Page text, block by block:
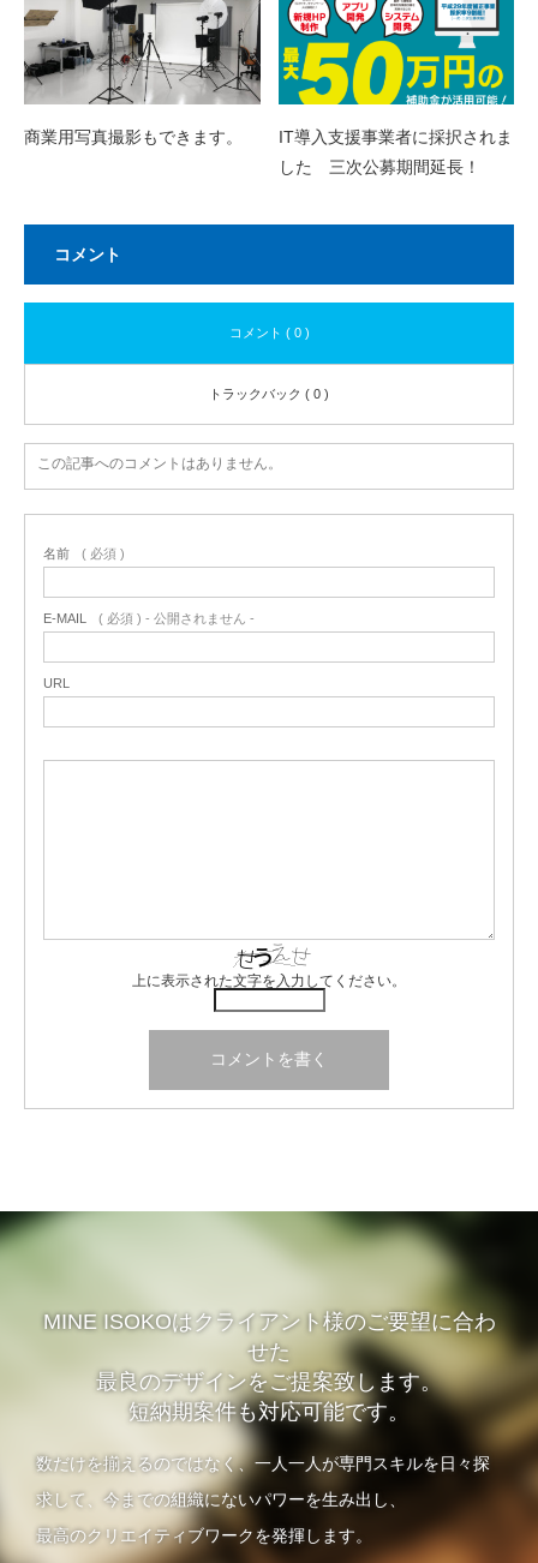
商業用写真撮影もできます。
IT導入支援事業者に採択されま
した 三次公募期間延長！
コメント
コメント ( 0 )
トラックバック ( 0 )
この記事へのコメントはありません。
名前 ( 必須 )
E-MAIL ( 必須 ) - 公開されません -
URL
上に表示された文字を入力してください。
MINE ISOKOはクライアント様のご要望に合わ
せた
最良のデザインをご提案致します。
短納期案件も対応可能です。
数だけを揃えるのではなく、一人一人が専門スキルを日々探
求して、今までの組織にないパワーを生み出し、
最高のクリエイティブワークを発揮します。